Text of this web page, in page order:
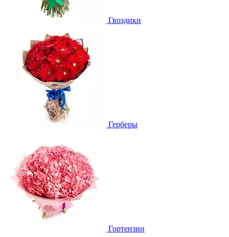
Гвоздики
Герберы
Гортензии